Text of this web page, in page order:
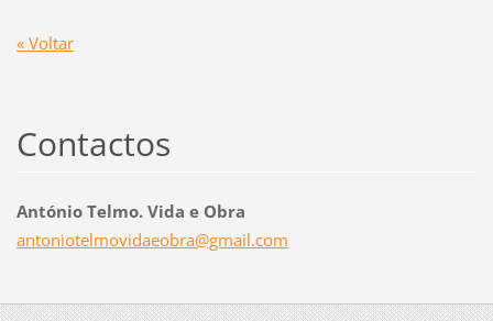
« Voltar
Contactos
António Telmo. Vida e Obra
antoniotelmovidaeobra@gmail.com